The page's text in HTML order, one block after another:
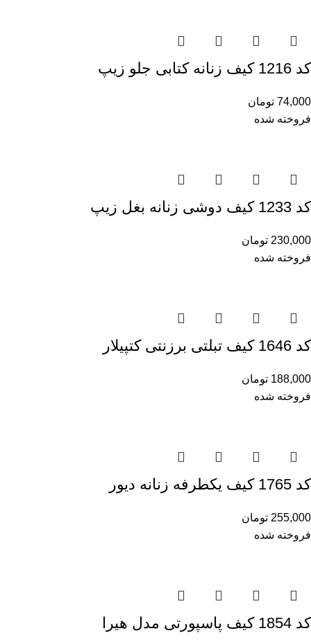
کد 1216 کیف زنانه کتابی جلو زیپ
74,000 تومان
فروخته شده
کد 1233 کیف دوشی زنانه بغل زیپ
230,000 تومان
فروخته شده
کد 1646 کیف تبلتی برزنتی کتپیلار
188,000 تومان
فروخته شده
کد 1765 کیف یکطرفه زنانه دیور
255,000 تومان
فروخته شده
کد 1854 کیف پاسپورتی مدل هیرا